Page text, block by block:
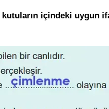
içindeki uygun